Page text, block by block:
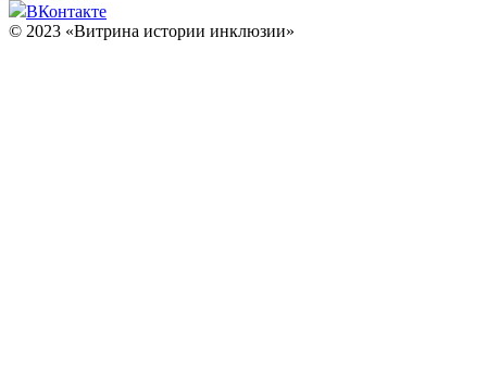
ВКонтакте
© 2023 «Витрина истории инклюзии»